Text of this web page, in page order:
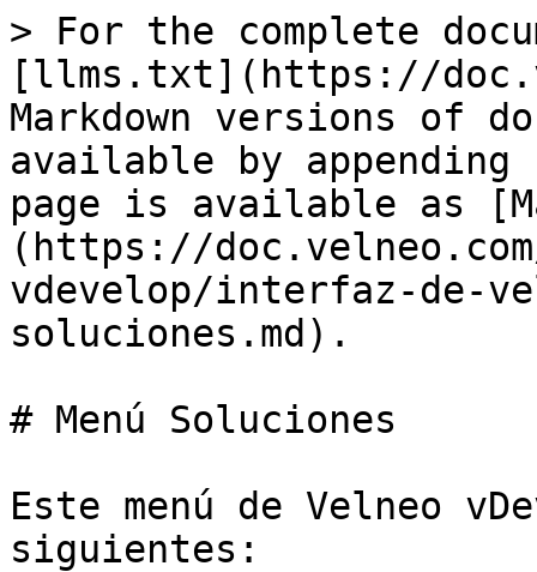
> For the complete
[llms.txt](https://
Markdown versions of
available by
page is available as
(https://
vdevelop/interfaz-de-
soluciones.md).
# Menú Soluciones
Este menú de Velneo
siguientes: